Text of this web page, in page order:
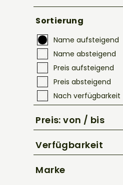
Sortierung
Name aufsteigend
Name absteigend
Preis aufsteigend
Preis absteigend
Nach verfügbarkeit
Preis: von / bis
bis
Verfügbarkeit
Marke